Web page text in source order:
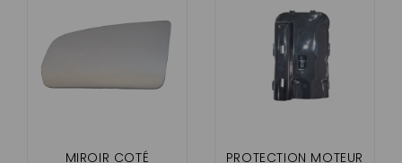
MIROIR COTÉ PROTECTION MOTEUR